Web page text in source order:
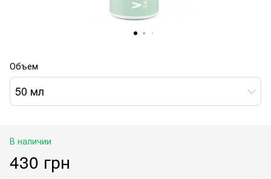
Объем
50 мл
В наличии
430 грн